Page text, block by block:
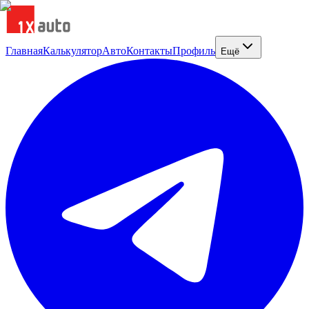
ГлавнаяКалькуляторАвтоКонтактыПрофиль Ещё